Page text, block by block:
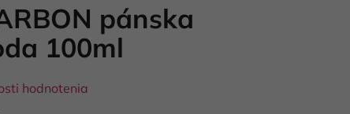
pánska
100ml
hodnotenia